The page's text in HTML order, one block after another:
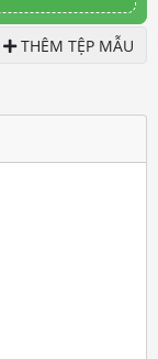
THÊM TỆP MẪU